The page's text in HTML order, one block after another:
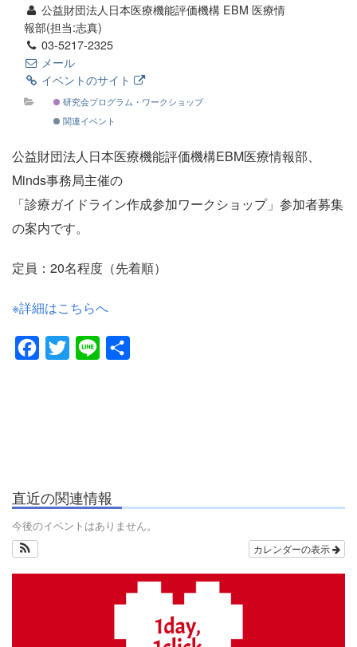
公益財団法人日本医療機能評価機構 EBM 医療情
報部(担当:志真)
03-5217-2325
メール
イベントのサイト
研究会プログラム・ワークショップ
関連イベント
公益財団法人日本医療機能評価機構EBM医療情報部、
Minds事務局主催の
「診療ガイドライン作成参加ワークショップ」参加者募集
の案内です。
定員：20名程度（先着順）
※詳細はこちらへ
Facebook
Twitter Line
直近の関連情報
今後のイベントはありません。
カレンダーの表示